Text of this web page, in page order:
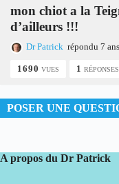
mon chiot a la
d’ailleurs !!!
Dr Patrick répondu 7
1690 VUES 1 RÉPONSES
POSER UNE
A propos du Dr Patrick